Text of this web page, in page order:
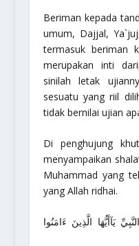
Beriman kepada
umum, Dajjal,
termasuk beriman
merupakan inti
sinilah letak
sesuatu yang riil
tidak bernilai ujian
Di penghujung
menyampaikan
Muhammad yang
yang Allah ridhai.
يَآأَيُّهَا الَّذِينَ ءَامَنُوا